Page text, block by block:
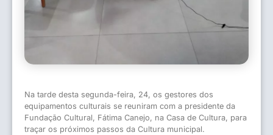
Na tarde desta segunda-feira, 24, os gestores dos
equipamentos culturais se reuniram com a presidente da
Fundação Cultural, Fátima Canejo, na Casa de Cultura, para
traçar os próximos passos da Cultura municipal.